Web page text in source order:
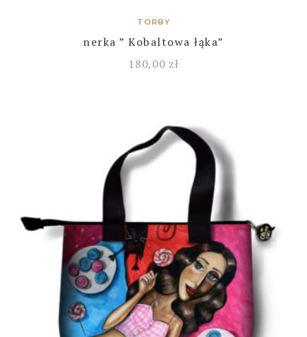
TORBY
nerka ” Kobaltowa łąka”
180,00 zł